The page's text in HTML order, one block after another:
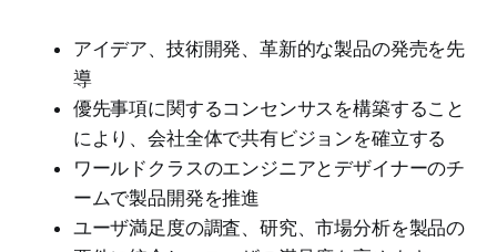
アイデア、技術開発、革新的な製品の発売を先
導
優先事項に関するコンセンサスを構築すること
により、会社全体で共有ビジョンを確立する
ワールドクラスのエンジニアとデザイナーのチ
ームで製品開発を推進
ユーザ満足度の調査、研究、市場分析を製品の